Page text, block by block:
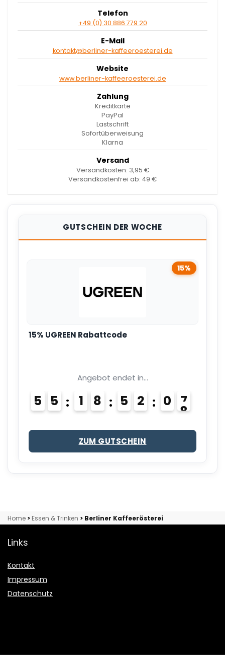
Telefon
+49 (0) 30 886 779 20
E-Mail
kontakt@berliner-kaffeeroesterei.de
Website
www.berliner-kaffeeroesterei.de
Zahlung
Kreditkarte
PayPal
Lastschrift
Sofortüberweisung
Klarna
Versand
Versandkosten: 3,95 €
Versandkostenfrei ab: 49 €
GUTSCHEIN DER WOCHE
15%
15% UGREEN Rabattcode
Angebot endet in...
5 5 1 8 5 2 0 6
7
ZUM GUTSCHEIN
Home > Essen & Trinken > Berliner Kaffeerösterei
Links
Kontakt
Impressum
Datenschutz